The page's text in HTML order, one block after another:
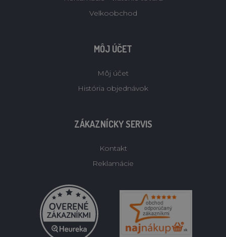
Velkoobchod
MÔJ ÚČET
Môj účet
História objednávok
ZÁKAZNÍCKY SERVIS
Kontakt
Reklamácie